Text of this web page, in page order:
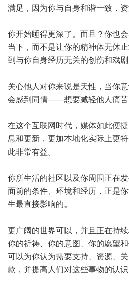
满足，因为你与自身和谐一致，资
你开始睡得更深了。而且？你也
当下，而不是让你的精神体无休
到与你自身经历无关的创伤和戏剧
关心他人对你来说是天性，当你
会感到同情——想要减轻他人痛苦
在这个互联网时代，媒体如此便
息和更新，更加本地化实际上更
此非常有益。
你所生活的社区以及你周围正在
面前的条件、环境和经历，正是
生最直接影响的。
更广阔的世界可以，并且正在持
你的祈祷、你的意图、你的愿望
可以为你认为需要支持、资源、
款，并提高人们对这些事物的认识